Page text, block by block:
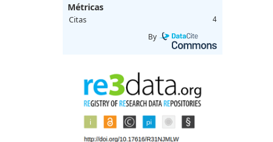
Métricas
Citas 4
By